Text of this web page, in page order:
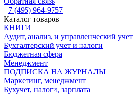
+7 (495) 964-9757
Каталог товаров
КНИГИ
Аудит, анализ, и управленческий учет
Бухгалтерский учет и налоги
Бюджетная сфера
Менеджмент
ПОДПИСКА НА ЖУРНАЛЫ
Маркетинг, менеджмент
Бухучет, налоги, зарплата